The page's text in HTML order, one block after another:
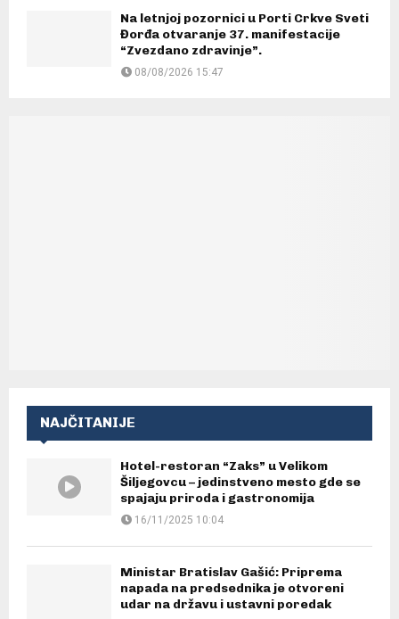
Na letnjoj pozornici u Porti Crkve Sveti
Đorđa otvaranje 37. manifestacije
“Zvezdano zdravinje”.
08/08/2026 15:47
NAJČITANIJE
Hotel-restoran “Zaks” u Velikom
Šiljegovcu – jedinstveno mesto gde se
spajaju priroda i gastronomija
16/11/2025 10:04
Ministar Bratislav Gašić: Priprema
napada na predsednika je otvoreni
udar na državu i ustavni poredak